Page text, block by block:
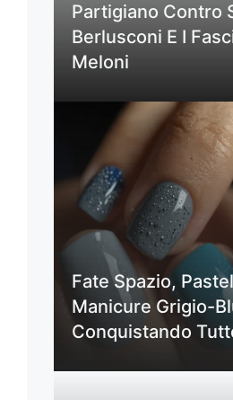
Partigiano Contro
Berlusconi E I
Meloni
Fate Spazio,
Manicure Grigio-
Conquistando